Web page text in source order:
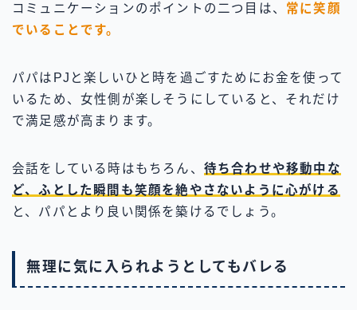
コミュニケーションのポイントの二つ目は、 常に笑顔
でいることです。
パパはPJと楽しいひと時を過ごすためにお金を使って
いるため、女性側が楽しそうにしていると、それだけ
で満足感が高まります。
会話をしている時はもちろん、 待ち合わせや移動中な
ど、ふとした瞬間も笑顔を絶やさないように心がける
と、パパとより良い関係を築けるでしょう。
無理に気に入られようとしてもバレる